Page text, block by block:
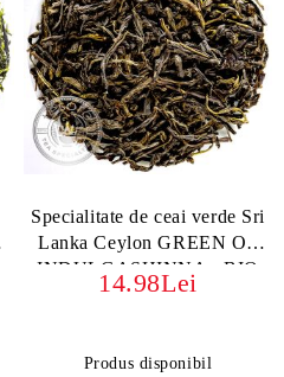
Specialitate de ceai verde Sri
Lanka Ceylon GREEN OP
INDULGASHINNA - BIO
ORGANIC
14.98Lei
Produs disponibil